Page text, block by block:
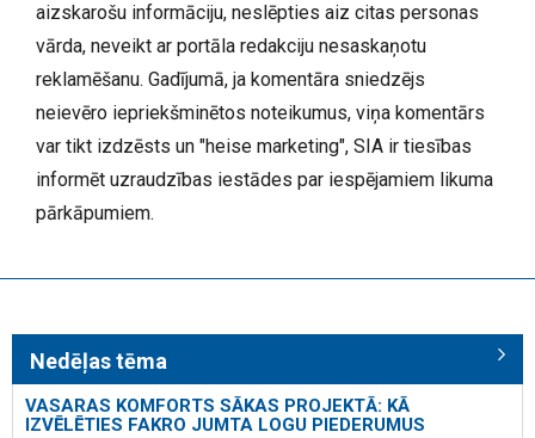
aizskarošu informāciju, neslēpties aiz citas personas
vārda, neveikt ar portāla redakciju nesaskaņotu
reklamēšanu. Gadījumā, ja komentāra sniedzējs
neievēro iepriekšminētos noteikumus, viņa komentārs
var tikt izdzēsts un "heise marketing", SIA ir tiesības
informēt uzraudzības iestādes par iespējamiem likuma
pārkāpumiem.
Nedēļas tēma
VASARAS KOMFORTS SĀKAS PROJEKTĀ: KĀ
IZVĒLĒTIES FAKRO JUMTA LOGU PIEDERUMUS